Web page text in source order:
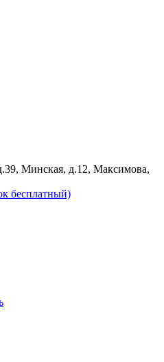
Минская, д.12, Максимова,
бесплатный)